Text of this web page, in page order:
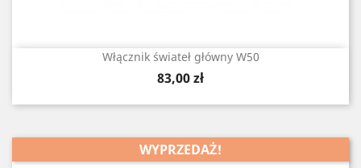
Włącznik świateł główny W50
Cena
83,00 zł
WYPRZEDAŻ!